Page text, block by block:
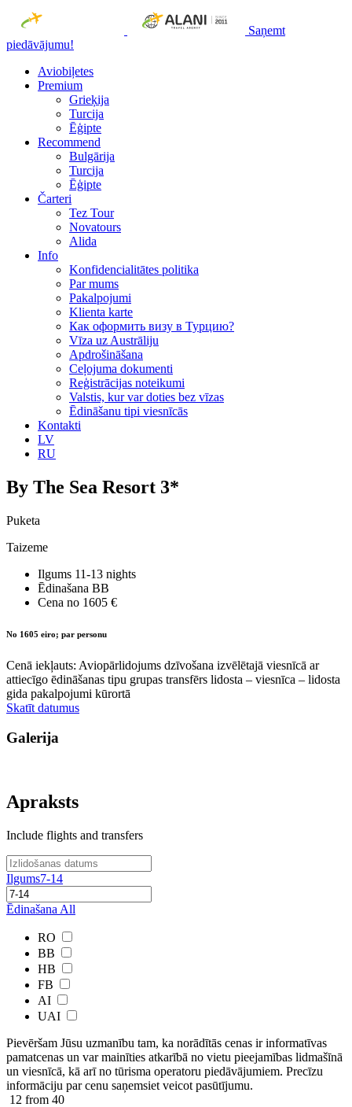
Saņemt
piedāvājumu!
Aviobiļetes
Premium
Grieķija
Turcija
Ēģipte
Recommend
Bulgārija
Turcija
Ēģipte
Čarteri
Tez Tour
Novatours
Alida
Info
Konfidencialitātes politika
Par mums
Рakalpojumi
Klienta karte
Как оформить визу в Турцию?
Vīza uz Austrāliju
Apdrošināšana
Ceļojuma dokumenti
Reģistrācijas noteikumi
Valstis, kur var doties bez vīzas
Ēdināšanu tipi viesnīcās
Kontakti
LV
RU
By The Sea Resort 3*
Puketa
Taizeme
Ilgums 11-13 nights
Ēdinašana BB
Cena no 1605 €
No 1605 eiro; par personu
Cenā iekļauts: Aviopārlidojums dzīvošana izvēlētajā viesnīcā ar
attiecīgo ēdināšanas tipu grupas transfērs lidosta – viesnīca – lidosta
gida pakalpojumi kūrortā
Skatīt datumus
Galerija
Apraksts
Include flights and transfers
Ilgums7-14
Ēdinašana All
RO
BB
HB
FB
AI
UAI
Pievēršam Jūsu uzmanību tam, ka norādītās cenas ir ​informatīvas ​
pamatcenas un var mainīties atkarībā ​no ​vietu pieejamības lidmašīnā
un viesnīcā, kā arī no tūrisma operatoru piedāvājumiem. Precīzu
informāciju par cenu saņemsiet veicot pasūtījumu.
12 from 40